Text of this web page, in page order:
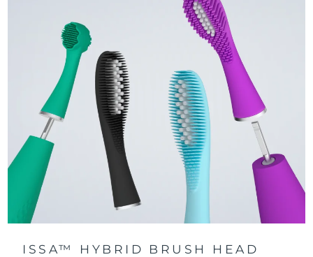
3 режима чистки: Deep Clean, Whitening и Sensitive.
Технология Sonic Pulse обеспечивает 11 000
пульсаций в минуту для глубокого и бережного
очищения всей полости рта.
Получите доступ к индивидуальным режимам
чистки через приложение FOREO For You.
ISSA™ HYBRID BRUSH HEAD